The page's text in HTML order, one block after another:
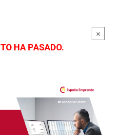
HA PASADO.
×